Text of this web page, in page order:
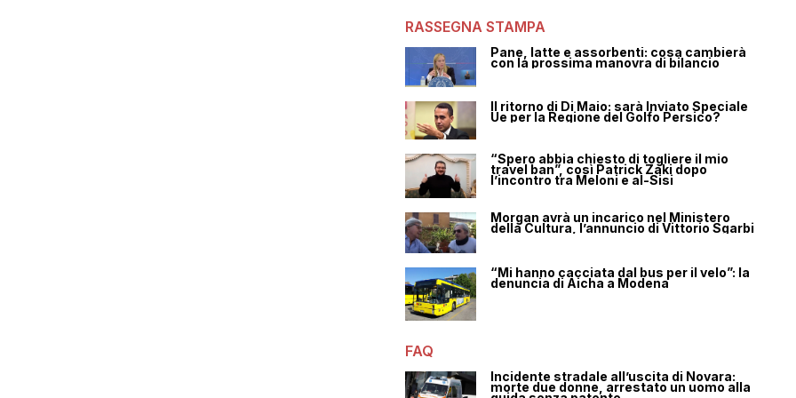
RASSEGNA STAMPA
Pane, latte e assorbenti: cosa cambierà
con la prossima manovra di bilancio
Il ritorno di Di Maio: sarà Inviato Speciale
Ue per la Regione del Golfo Persico?
“Spero abbia chiesto di togliere il mio
travel ban”, così Patrick Zaki dopo
l’incontro tra Meloni e al-Sisi
Morgan avrà un incarico nel Ministero
della Cultura, l’annuncio di Vittorio Sgarbi
“Mi hanno cacciata dal bus per il velo”: la
denuncia di Aicha a Modena
FAQ
Incidente stradale all’uscita di Novara:
morte due donne, arrestato un uomo alla